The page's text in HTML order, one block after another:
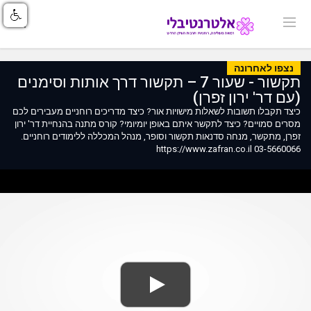
נצפו לאחרונה
תקשור - שעור 7 – תקשור דרך אותות וסימנים
(עם דר' ירון זפרן)
כיצד תקבלו תשובות לשאלות מישויות אור? כיצד מדריכים רוחניים מעבירים לכם
מסרים סמויים? כיצד לתקשר איתם באופן יומיומי? קורס מתנה בהנחיית דר' ירון
זפרן, מתקשר, מנחה סדנאות תקשור וסופר, מנהל המכללה ללימודים רוחניים.
03-5660066 https://www.zafran.co.il